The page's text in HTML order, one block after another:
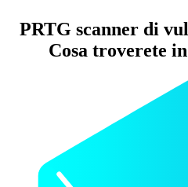
PRTG scanner di
Cosa troverete